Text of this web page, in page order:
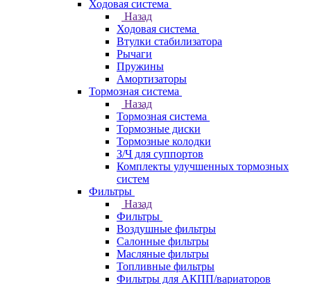
Ходовая система
Назад
Ходовая система
Втулки стабилизатора
Рычаги
Пружины
Амортизаторы
Тормозная система
Назад
Тормозная система
Тормозные диски
Тормозные колодки
З/Ч для суппортов
Комплекты улучшенных тормозных
систем
Фильтры
Назад
Фильтры
Воздушные фильтры
Салонные фильтры
Масляные фильтры
Топливные фильтры
Фильтры для АКПП/вариаторов